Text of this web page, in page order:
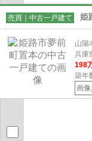
売買｜中古一戸建て 姫
山陽
兵庫
198
築年
画像